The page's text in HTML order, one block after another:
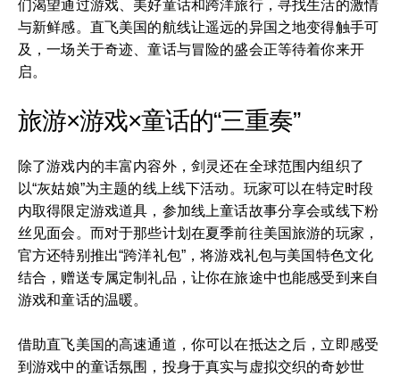
们渴望通过游戏、美好童话和跨洋旅行，寻找生活的激情
与新鲜感。直飞美国的航线让遥远的异国之地变得触手可
及，一场关于奇迹、童话与冒险的盛会正等待着你来开
启。
旅游×游戏×童话的“三重奏”
除了游戏内的丰富内容外，剑灵还在全球范围内组织了
以“灰姑娘”为主题的线上线下活动。玩家可以在特定时段
内取得限定游戏道具，参加线上童话故事分享会或线下粉
丝见面会。而对于那些计划在夏季前往美国旅游的玩家，
官方还特别推出“跨洋礼包”，将游戏礼包与美国特色文化
结合，赠送专属定制礼品，让你在旅途中也能感受到来自
游戏和童话的温暖。
借助直飞美国的高速通道，你可以在抵达之后，立即感受
到游戏中的童话氛围，投身于真实与虚拟交织的奇妙世